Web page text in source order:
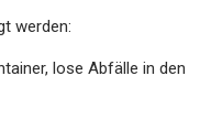
werden:
lose Abfälle in den